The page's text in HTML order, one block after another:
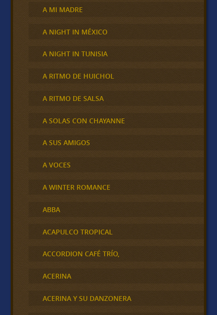
A MI MADRE
A NIGHT IN MÉXICO
A NIGHT IN TUNISIA
A RITMO DE HUICHOL
A RITMO DE SALSA
A SOLAS CON CHAYANNE
A SUS AMIGOS
A VOCES
A WINTER ROMANCE
ABBA
ACAPULCO TROPICAL
ACCORDION CAFÉ TRÍO,
ACERINA
ACERINA Y SU DANZONERA